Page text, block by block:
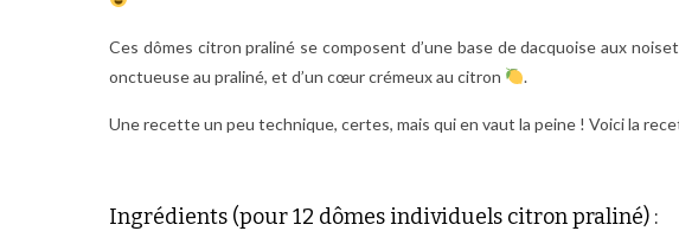
Ces dômes citron praliné se composent d’une base de dacquoise aux
onctueuse au praliné, et d’un cœur crémeux au citron
.
Une recette un peu technique, certes, mais qui en vaut la peine ! Voici la
Ingrédients (pour 12 dômes individuels citron praliné) :